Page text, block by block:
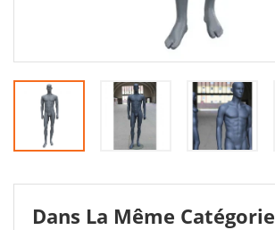
Dans La Même Catégorie